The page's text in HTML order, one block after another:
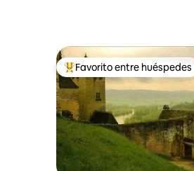
Favorito entre huéspedes
Favorito entre huéspedes